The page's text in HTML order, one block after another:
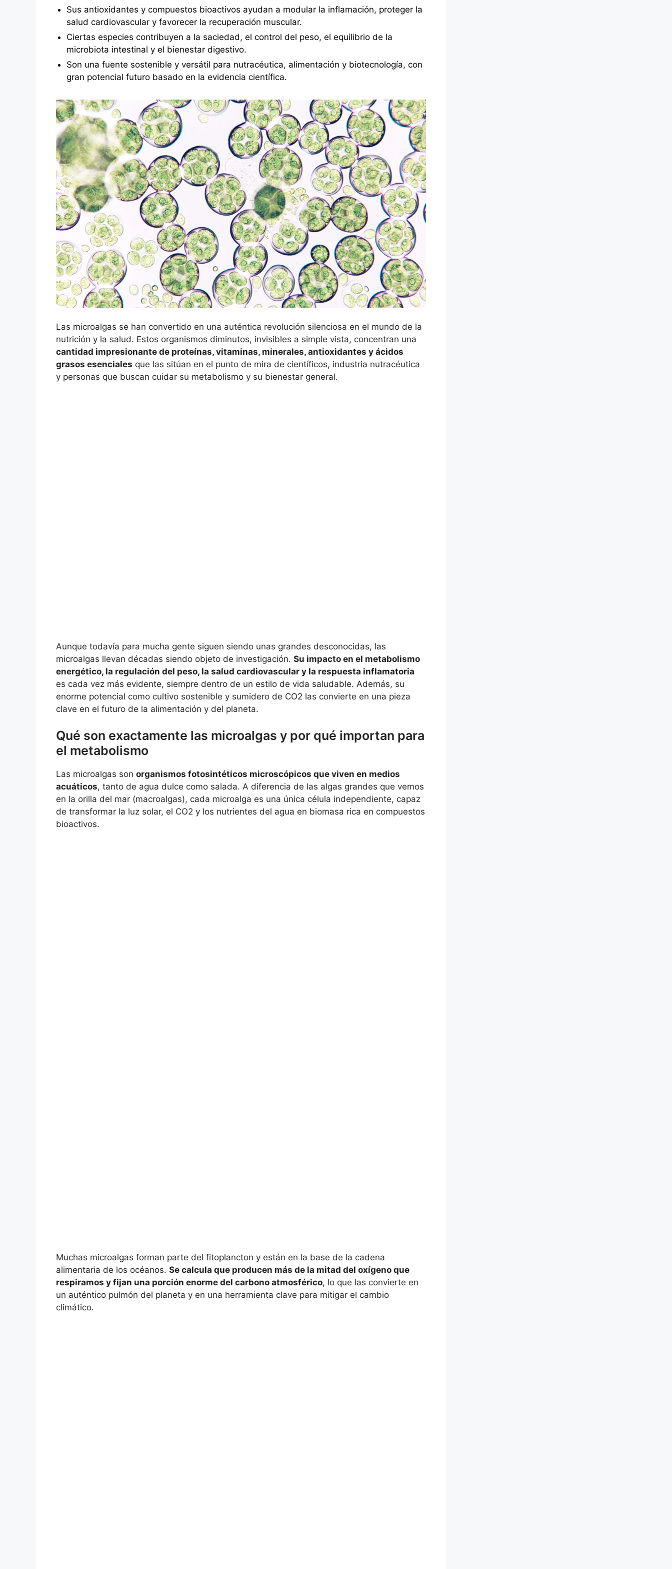
Sus antioxidantes y compuestos bioactivos ayudan a modular la inflamación, proteger la
salud cardiovascular y favorecer la recuperación muscular.
Ciertas especies contribuyen a la saciedad, el control del peso, el equilibrio de la
microbiota intestinal y el bienestar digestivo.
Son una fuente sostenible y versátil para nutracéutica, alimentación y biotecnología, con
gran potencial futuro basado en la evidencia científica.
Las microalgas se han convertido en una auténtica revolución silenciosa en el mundo de la
nutrición y la salud. Estos organismos diminutos, invisibles a simple vista, concentran una
cantidad impresionante de proteínas, vitaminas, minerales, antioxidantes y ácidos
grasos esenciales que las sitúan en el punto de mira de científicos, industria nutracéutica
y personas que buscan cuidar su metabolismo y su bienestar general.
Aunque todavía para mucha gente siguen siendo unas grandes desconocidas, las
microalgas llevan décadas siendo objeto de investigación. Su impacto en el metabolismo
energético, la regulación del peso, la salud cardiovascular y la respuesta inflamatoria
es cada vez más evidente, siempre dentro de un estilo de vida saludable. Además, su
enorme potencial como cultivo sostenible y sumidero de CO2 las convierte en una pieza
clave en el futuro de la alimentación y del planeta.
Qué son exactamente las microalgas y por qué importan para
el metabolismo
Las microalgas son organismos fotosintéticos microscópicos que viven en medios
acuáticos, tanto de agua dulce como salada. A diferencia de las algas grandes que vemos
en la orilla del mar (macroalgas), cada microalga es una única célula independiente, capaz
de transformar la luz solar, el CO2 y los nutrientes del agua en biomasa rica en compuestos
bioactivos.
Muchas microalgas forman parte del fitoplancton y están en la base de la cadena
alimentaria de los océanos. Se calcula que producen más de la mitad del oxígeno que
respiramos y fijan una porción enorme del carbono atmosférico, lo que las convierte en
un auténtico pulmón del planeta y en una herramienta clave para mitigar el cambio
climático.